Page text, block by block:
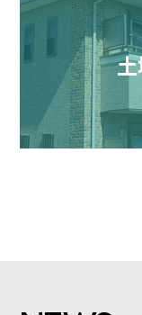
土